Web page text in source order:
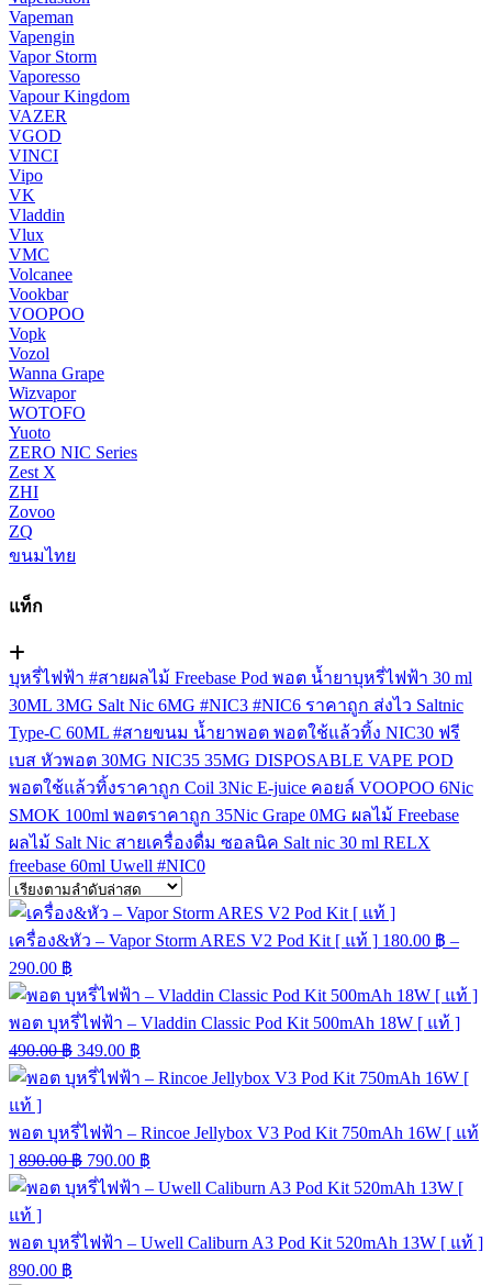
Vapeman
Vapengin
Vapor Storm
Vaporesso
Vapour Kingdom
VAZER
VGOD
VINCI
Vipo
VK
Vladdin
Vlux
VMC
Volcanee
Vookbar
VOOPOO
Vopk
Vozol
Wanna Grape
Wizvapor
WOTOFO
Yuoto
ZERO NIC Series
Zest X
ZHI
Zovoo
ZQ
ขนมไทย
แท็ก
บุหรี่ไฟฟ้า #สายผลไม้ Freebase Pod พอต น้ำยาบุหรี่ไฟฟ้า 30 ml
30ML 3MG Salt Nic 6MG #NIC3 #NIC6 ราคาถูก ส่งไว Saltnic
Type-C 60ML #สายขนม น้ำยาพอต พอตใช้แล้วทิ้ง NIC30 ฟรี
เบส หัวพอต 30MG NIC35 35MG DISPOSABLE VAPE POD
พอตใช้แล้วทิ้งราคาถูก Coil 3Nic E-juice คอยล์ VOOPOO 6Nic
SMOK 100ml พอตราคาถูก 35Nic Grape 0MG ผลไม้ Freebase
ผลไม้ Salt Nic สายเครื่องดื่ม ซอลนิค Salt nic 30 ml RELX
freebase 60ml Uwell #NIC0
เครื่อง&หัว – Vapor Storm ARES V2 Pod Kit [ แท้ ] 180.00 ฿ –
290.00 ฿
พอต บุหรี่ไฟฟ้า – Vladdin Classic Pod Kit 500mAh 18W [ แท้ ]
490.00฿ 349.00 ฿
พอต บุหรี่ไฟฟ้า – Rincoe Jellybox V3 Pod Kit 750mAh 16W [ แท้
] 890.00฿ 790.00 ฿
พอต บุหรี่ไฟฟ้า – Uwell Caliburn A3 Pod Kit 520mAh 13W [ แท้ ]
890.00 ฿